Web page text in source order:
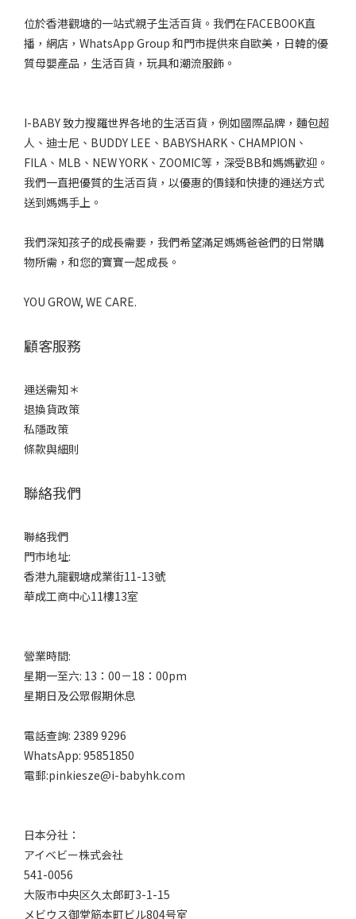
位於香港觀塘的一站式親子生活百貨。我們在FACEBOOK直
播，網店，WhatsApp Group 和門市提供來自歐美，日韓的優
質母嬰產品，生活百貨，玩具和潮流服飾。
I-BABY 致力搜羅世界各地的生活百貨，例如國際品牌，麵包超
人、迪士尼、BUDDY LEE、BABYSHARK、CHAMPION、
FILA、MLB、NEW YORK、ZOOMIC等，深受BB和媽媽歡迎。
我們一直把優質的生活百貨，以優惠的價錢和快捷的運送方式
送到媽媽手上。
我們深知孩子的成長需要，我們希望滿足媽媽爸爸們的日常購
物所需，和您的寶寶一起成長。
YOU GROW, WE CARE.
顧客服務
運送需知＊
退換貨政策
私隱政策
條款與細則
聯絡我們
聯絡我們
門市地址:
香港九龍觀塘成業街11-13號
華成工商中心11樓13室
營業時間:
星期一至六: 13：00－18：00pm
星期日及公眾假期休息
電話查詢: 2389 9296
WhatsApp: 95851850
電郵:pinkiesze@i-babyhk.com
日本分社：
アイベビー株式会社
541-0056
大阪市中央区久太郎町3-1-15
メビウス御堂筋本町ビル804号室